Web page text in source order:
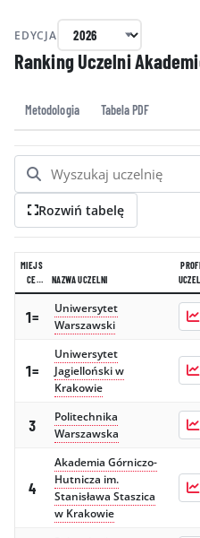
Ranking Uczelni
EDYCJA
Metodologia Tabela PDF
Rozwiń tabelę
MIEJS
CE
2026
NAZWA UCZELNI
1=
Uniwersytet
Warszawski
1=
Uniwersytet
Jagielloński w
Krakowie
3
Politechnika
Warszawska
4
Akademia Górniczo-
Hutnicza im.
Stanisława Staszica
w Krakowie